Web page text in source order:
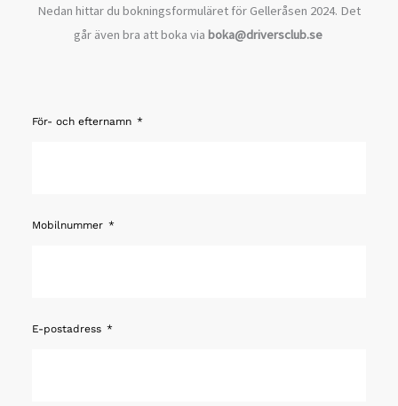
Nedan hittar du bokningsformuläret för Gelleråsen 2024. Det
går även bra att boka via boka@driversclub.se
För- och efternamn
Mobilnummer
E-postadress